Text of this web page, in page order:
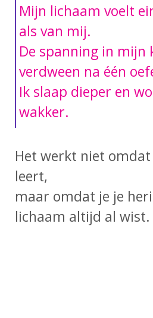
Mijn lichaam voelt
als van mij.
De spanning in mijn
verdween na één
Ik slaap dieper en
wakker.
Het werkt niet
leert,
maar omdat je je
lichaam altijd al wist.